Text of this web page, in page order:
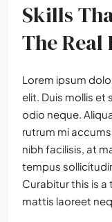
Skills
The Real
Lorem ipsum
elit. Duis mollis et
odio neque.
rutrum mi
nibh facilisis, at
tempus
Curabitur this is
mattis laoreet